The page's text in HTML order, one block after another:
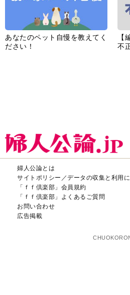
あなたのペット自慢を教えてく
ださい！
【
不
婦人公論とは
サイトポリシー／データの収集と利用
「ｆｆ倶楽部」会員規約
「ｆｆ倶楽部」よくあるご質問
お問い合わせ
広告掲載